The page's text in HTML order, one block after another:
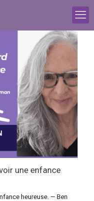
une enfance
heureuse. — Ben